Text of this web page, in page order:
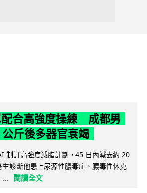
配合高強度操練 成都男
斤後多器官衰竭
制訂高強度減脂計劃，45 日內減去約 20
診斷他患上尿源性膿毒症、膿毒性休克
...
閱讀全文